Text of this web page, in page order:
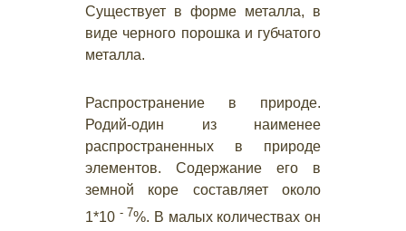
Существует в форме металла, в
виде черного порошка и губчатого
металла.
Распространение в природе.
Родий-один из наименее
распространенных в природе
элементов. Содержание его в
земной коре составляет около
1*10 - 7%. В малых количествах он